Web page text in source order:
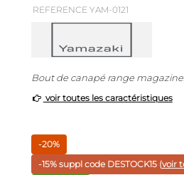
REFERENCE YAM-0121
Bout de canapé range
voir toutes les caractéristiques
-20%
-15% suppl code DESTOCK15 (voir